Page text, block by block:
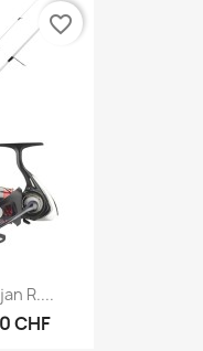
R....
CHF
favorite_border